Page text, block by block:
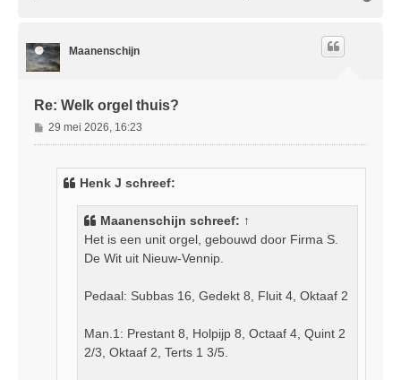
Maanenschijn
Re: Welk orgel thuis?
B
e
29 mei 2026, 16:23
Henk J schreef:
Maanenschijn schreef: ↑
Het is een unit orgel, gebouwd door Firma S.
De Wit uit Nieuw-Vennip.
Pedaal: Subbas 16, Gedekt 8, Fluit 4, Oktaaf 2
Man.1: Prestant 8, Holpijp 8, Octaaf 4, Quint 2
2/3, Oktaaf 2, Terts 1 3/5.